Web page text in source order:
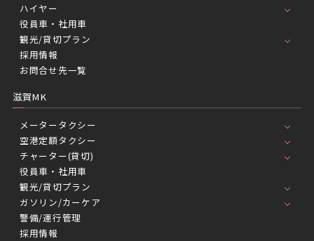
ハイヤー
役員車・社用車
観光/貸切プラン
採用情報
お問合せ先一覧
滋賀MK
メータータクシー
空港定額タクシー
チャーター(貸切)
役員車・社用車
観光/貸切プラン
ガソリン/カーケア
警備/運行管理
採用情報